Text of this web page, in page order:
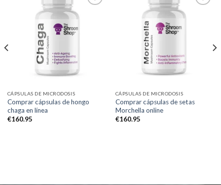
CÁPSULAS DE MICRODOSIS
Comprar cápsulas de hongo
chaga en línea
€160.95
CÁPSULAS DE MICRODOSIS
Comprar cápsulas de setas
Morchella online
€160.95